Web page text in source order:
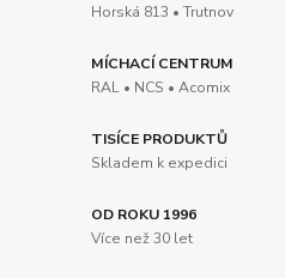
Horská 813 • Trutnov
MÍCHACÍ CENTRUM
RAL • NCS • Acomix
TISÍCE PRODUKTŮ
Skladem k expedici
OD ROKU 1996
Více než 30 let